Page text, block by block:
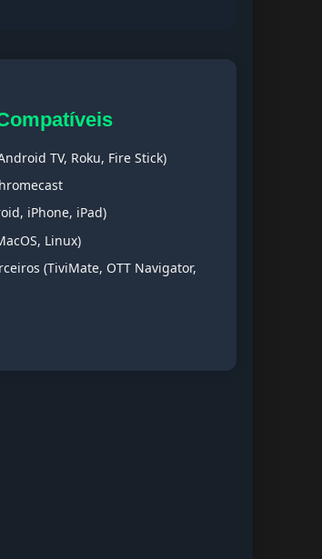
TV, Roku, Fire Stick)
iPhone, iPad)
Linux)
(TiviMate, OTT Navigator,